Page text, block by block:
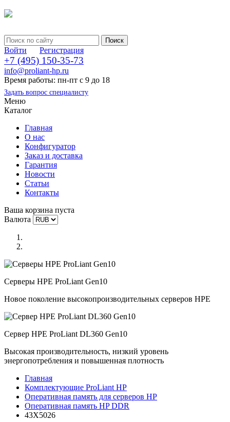
Войти Регистрация
+7 (495) 150-35-73
info@proliant-hp.ru
Время работы: пн-пт с 9 до 18
Задать вопрос специалисту
Меню
Каталог
Главная
О нас
Конфигуратор
Заказ и доставка
Гарантия
Новости
Статьи
Контакты
Ваша корзина пуста
Валюта
Серверы HPE ProLiant Gen10
Новое поколение высокопроизводительных серверов HPE
Сервер HPE ProLiant DL360 Gen10
Высокая производительность, низкий уровень
энергопотребления и повышенная плотность
Главная
Комплектующие ProLiant HP
Оперативная память для серверов HP
Оперативная память HP DDR
43X5026